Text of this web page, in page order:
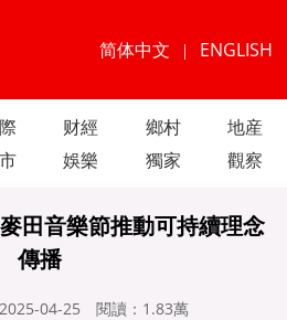
简体中文 | ENGLISH
财經 鄉村
地産
娛樂 獨家 觀察
田音樂節推動可持續理念
傳播
2025-04-25 閱讀： 1.83萬